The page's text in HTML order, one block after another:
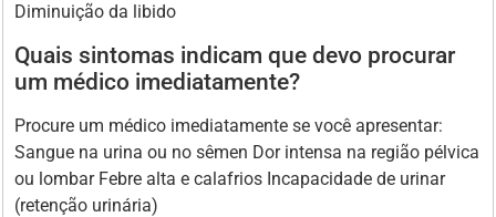
Diminuição da libido
Quais sintomas indicam que devo procurar
um médico imediatamente?
Procure um médico imediatamente se você apresentar:
Sangue na urina ou no sêmen Dor intensa na região pélvica
ou lombar Febre alta e calafrios Incapacidade de urinar
(retenção urinária)